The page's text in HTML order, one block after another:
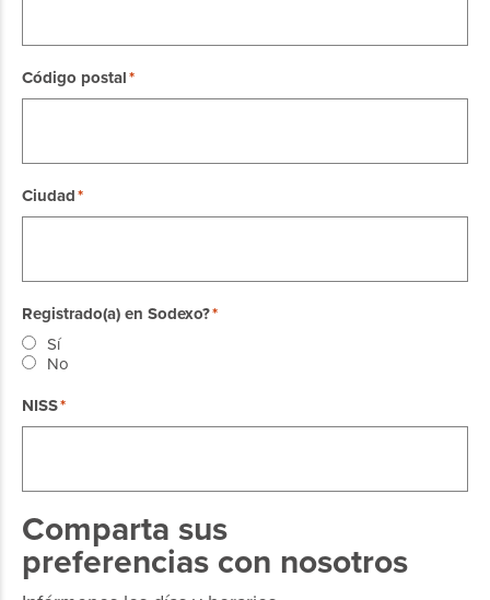
Código postal
Ciudad
Registrado(a) en Sodexo?
Sí
No
NISS
Comparta sus
preferencias con nosotros